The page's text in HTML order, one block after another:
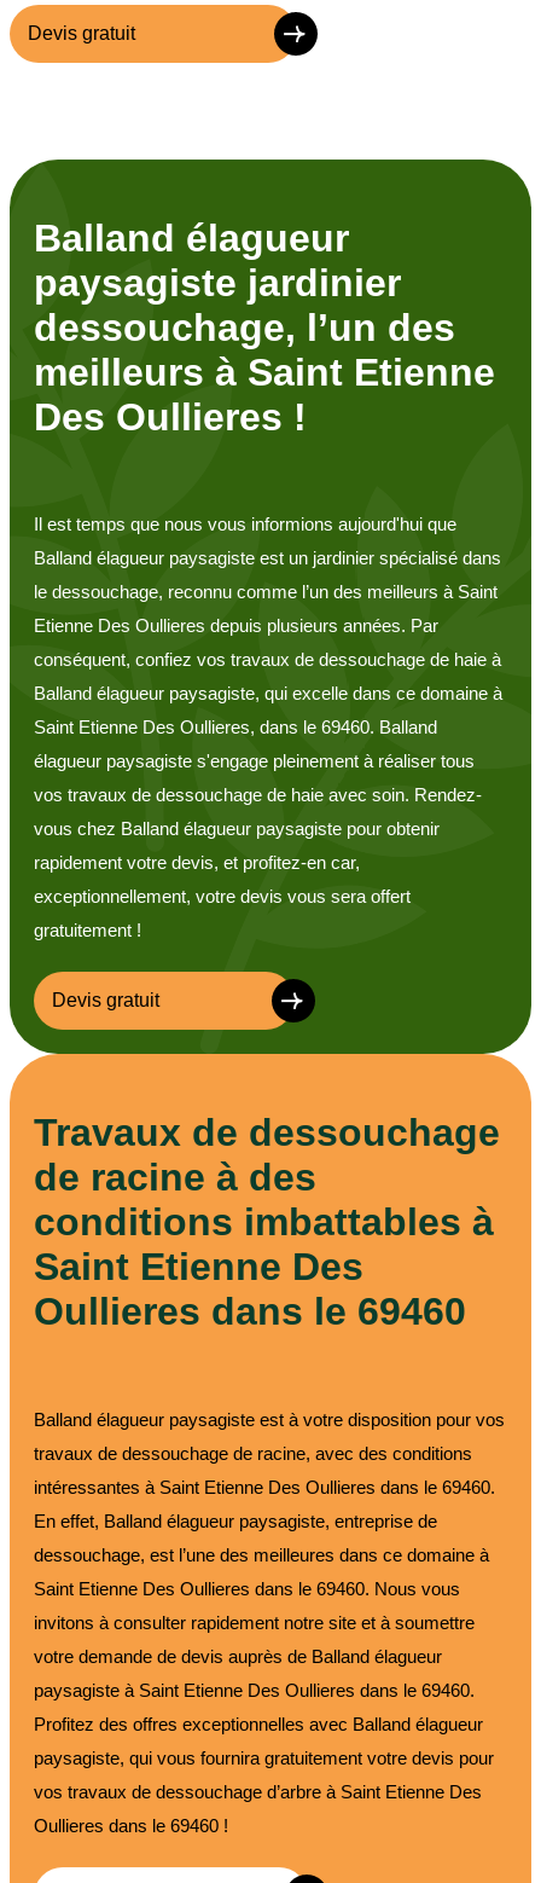
Devis gratuit
Balland élagueur
paysagiste jardinier
dessouchage, l’un des
meilleurs à Saint Etienne
Des Oullieres !
Il est temps que nous vous informions aujourd'hui que
Balland élagueur paysagiste est un jardinier spécialisé dans
le dessouchage, reconnu comme l’un des meilleurs à Saint
Etienne Des Oullieres depuis plusieurs années. Par
conséquent, confiez vos travaux de dessouchage de haie à
Balland élagueur paysagiste, qui excelle dans ce domaine à
Saint Etienne Des Oullieres, dans le 69460. Balland
élagueur paysagiste s'engage pleinement à réaliser tous
vos travaux de dessouchage de haie avec soin. Rendez-
vous chez Balland élagueur paysagiste pour obtenir
rapidement votre devis, et profitez-en car,
exceptionnellement, votre devis vous sera offert
gratuitement !
Devis gratuit
Travaux de dessouchage
de racine à des
conditions imbattables à
Saint Etienne Des
Oullieres dans le 69460
Balland élagueur paysagiste est à votre disposition pour vos
travaux de dessouchage de racine, avec des conditions
intéressantes à Saint Etienne Des Oullieres dans le 69460.
En effet, Balland élagueur paysagiste, entreprise de
dessouchage, est l’une des meilleures dans ce domaine à
Saint Etienne Des Oullieres dans le 69460. Nous vous
invitons à consulter rapidement notre site et à soumettre
votre demande de devis auprès de Balland élagueur
paysagiste à Saint Etienne Des Oullieres dans le 69460.
Profitez des offres exceptionnelles avec Balland élagueur
paysagiste, qui vous fournira gratuitement votre devis pour
vos travaux de dessouchage d’arbre à Saint Etienne Des
Oullieres dans le 69460 !